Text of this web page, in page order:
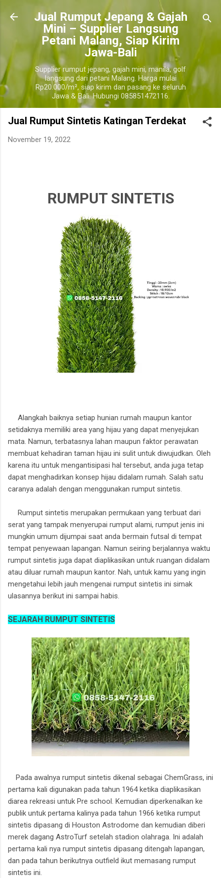
Langsung ke konten utama
​Jual Rumput Jepang & Gajah
Mini – Supplier Langsung
Petani Malang, Siap Kirim
Jawa-Bali
Supplier rumput jepang, gajah mini, manila, golf
langsung dari petani Malang. Harga mulai
Rp20.000/m², siap kirim dan pasang ke seluruh
Jawa & Bali. Hubungi 085851472116.
Jual Rumput Sintetis Katingan Terdekat
November 19, 2022
RUMPUT SINTETIS
Alangkah baiknya setiap hunian rumah maupun kantor
setidaknya memiliki area yang hijau yang dapat menyejukan
mata. Namun, terbatasnya lahan maupun faktor perawatan
membuat kehadiran taman hijau ini sulit untuk diwujudkan. Oleh
karena itu untuk mengantisipasi hal tersebut, anda juga tetap
dapat menghadirkan konsep hijau didalam rumah. Salah satu
caranya adalah dengan menggunakan rumput sintetis.
Rumput sintetis merupakan permukaan yang terbuat dari
serat yang tampak menyerupai rumput alami, rumput jenis ini
mungkin umum dijumpai saat anda bermain futsal di tempat
tempat penyewaan lapangan. Namun seiring berjalannya waktu
rumput sintetis juga dapat diaplikasikan untuk ruangan didalam
atau diluar rumah maupun kantor. Nah, untuk kamu yang ingin
mengetahui lebih jauh mengenai rumput sintetis ini simak
ulasannya berikut ini sampai habis.
SEJARAH RUMPUT SINTETIS
Pada awalnya rumput sintetis dikenal sebagai ChemGrass, ini
pertama kali digunakan pada tahun 1964 ketika diaplikasikan
diarea rekreasi untuk Pre school. Kemudian diperkenalkan ke
publik untuk pertama kalinya pada tahun 1966 ketika rumput
sintetis dipasang di Houston Astrodome dan kemudian diberi
merek dagang AstroTurf setelah stadion olahraga. Ini adalah
pertama kali nya rumput sintetis dipasang ditengah lapangan,
dan pada tahun berikutnya outfield ikut memasang rumput
sintetis ini.